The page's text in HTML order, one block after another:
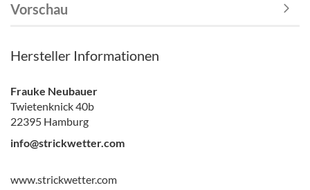
Vorschau
Hersteller Informationen
Frauke Neubauer
Twietenknick 40b
22395 Hamburg
info@strickwetter.com
www.strickwetter.com